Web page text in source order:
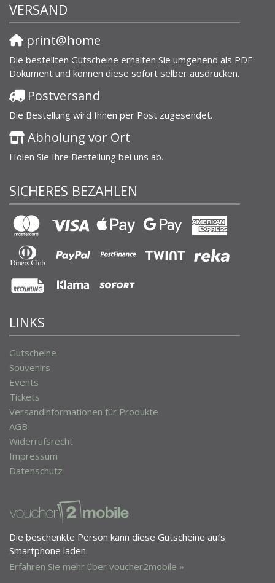
VERSAND
print@home
Die bestellten Gutscheine erhalten Sie umgehend als PDF-
Dokument und können diese sofort selber ausdrucken.
Postversand
Die Bestellung wird Ihnen per Post zugesendet.
Abholung vor Ort
Holen Sie Ihre Bestellung bei uns ab.
SICHERES BEZAHLEN
LINKS
Gutscheine
Souvenirs
Events
Tickets
Versandinformationen für Produkte
AGB
Widerrufsrecht
Impressum
Datenschutz
Die beschenkte Person kann diese Gutscheine aufs
Smartphone laden.
Erfahren Sie mehr über voucher2mobile »